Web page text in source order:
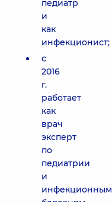
педиатр
и
как
инфекционист;
с
2016
г.
работает
как
врач
эксперт
по
педиатрии
и
инфекционным